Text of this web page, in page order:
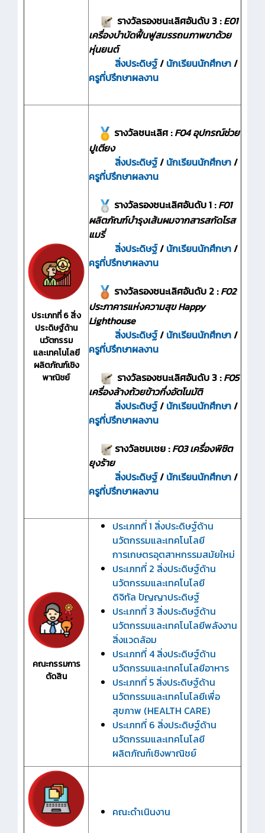
รางวัลรองชนะเลิศอันดับ 3 :E01
เครื่องบำบัดฟื้นฟูสมรรถนภาพขาด้วย
หุ่นยนต์
สิ่งประดิษฐ์/ นักเรียนนักศึกษา/
ครูที่ปรึกษาผลงาน
ประเภทที่ 6 สิ่ง
ประดิษฐ์ด้าน
นวัตกรรม
และเทคโนโลยี
ผลิตภัณฑ์เชิง
พาณิชย์
รางวัลชนะเลิศ :F04 อุปกรณ์ช่วย
ปูเตียง
สิ่งประดิษฐ์/ นักเรียนนักศึกษา/
ครูที่ปรึกษาผลงาน
รางวัลรองชนะเลิศอันดับ 1 :F01
ผลิตภัณฑ์บำรุงเส้นผมจากสารสกัดโรส
แมรี่
สิ่งประดิษฐ์/ นักเรียนนักศึกษา/
ครูที่ปรึกษาผลงาน
รางวัลรองชนะเลิศอันดับ 2 :F02
ประภาคารแห่งความสุข Happy
Lighthouse
สิ่งประดิษฐ์/ นักเรียนนักศึกษา/
ครูที่ปรึกษาผลงาน
รางวัลรองชนะเลิศอันดับ 3 :F05
เครื่องล้างถ้วยข้าวกึ่งอัตโนมัติ
สิ่งประดิษฐ์/ นักเรียนนักศึกษา/
ครูที่ปรึกษาผลงาน
รางวัลชมเชย :F03 เครื่องพิชิต
ยุงร้าย
สิ่งประดิษฐ์/ นักเรียนนักศึกษา/
ครูที่ปรึกษาผลงาน
คณะกรรมการ
ตัดสิน
ประเภทที่ 1 สิ่งประดิษฐ์ด้าน
นวัตกรรมและเทคโนโลยี
การเกษตรอุตสาหกรรมสมัยใหม่
ประเภทที่ 2 สิ่งประดิษฐ์ด้าน
นวัตกรรมและเทคโนโลยี
ดิจิทัล ปัญญาประดิษฐ์
ประเภทที่ 3 สิ่งประดิษฐ์ด้าน
นวัตกรรมและเทคโนโลยีพลังงาน
สิ่งแวดล้อม
ประเภทที่ 4 สิ่งประดิษฐ์ด้าน
นวัตกรรมและเทคโนโลยีอาหาร
ประเภทที่ 5 สิ่งประดิษฐ์ด้าน
นวัตกรรมและเทคโนโลยีเพื่อ
สุขภาพ (HEALTH CARE)
ประเภทที่ 6 สิ่งประดิษฐ์ด้าน
นวัตกรรมและเทคโนโลยี
ผลิตภัณฑ์เชิงพาณิชย์
คณะดำเนินงาน